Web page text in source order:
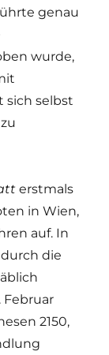
genau
wurde,
sich selbst
erstmals
in Wien,
auf. In
die
Februar
2150,